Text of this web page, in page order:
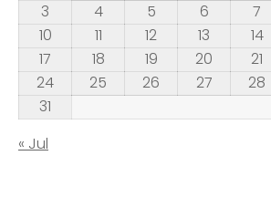
3
4 5 6 7
10
11 12 13 14
17
18 19 20 21
24
25 26 27 28
31
« Jul